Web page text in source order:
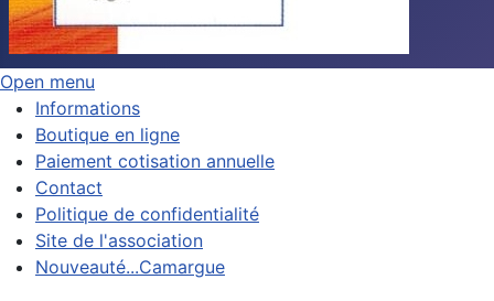
Open menu
Informations
Boutique en ligne
Paiement cotisation annuelle
Contact
Politique de confidentialité
Site de l'association
Nouveauté...Camargue